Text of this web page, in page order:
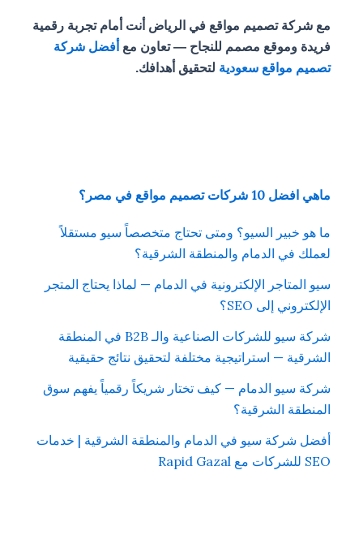
مع شركة تصميم مواقع في الرياض أنت أمام تجربة رقمية
فريدة وموقع مصمم للنجاح — تعاون مع أفضل شركة
تصميم مواقع سعودية لتحقيق أهدافك.
ماهي افضل 10 شركات تصميم مواقع في مصر؟
ما هو خبير السيو؟ ومتى تحتاج متخصصاً سيو مستقلاً
لعملك في الدمام والمنطقة الشرقية؟
سيو المتاجر الإلكترونية في الدمام — لماذا يحتاج المتجر
الإلكتروني إلى SEO؟
شركة سيو للشركات الصناعية والـ B2B في المنطقة
الشرقية — استراتيجية مختلفة لتحقيق نتائج حقيقية
شركة سيو الدمام — كيف تختار شريكاً رقمياً يفهم سوق
المنطقة الشرقية؟
أفضل شركة سيو في الدمام والمنطقة الشرقية | خدمات
SEO للشركات مع Rapid Gazal